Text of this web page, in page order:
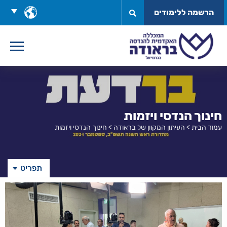
לתוכן
בחר
שפה
הרשמה ללימודים
חינוך הנדסי ויזמות
עמוד הבית > העיתון המקוון של בראודה > חינוך הנדסי ויזמות
תפריט